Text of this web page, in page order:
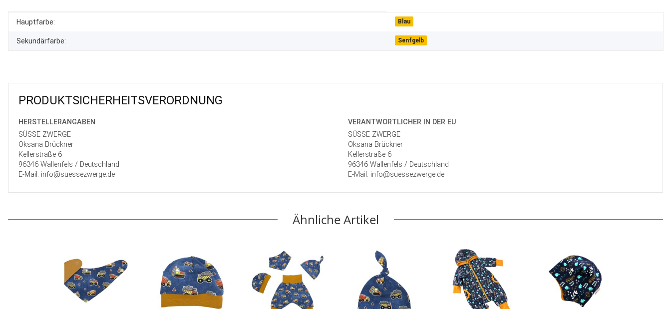
Produkteigenschaft
Wert
Hauptfarbe: Blau
Sekundärfarbe: Senfgelb
PRODUKT­SICHER­HEITS­VER­ORD­NUNG
HERSTELLER­ANGABEN
SÜSSE ZWERGE
Oksana Brückner
Kellerstraße 6
96346 Wallenfels / Deutschland
E-Mail: info@suessezwerge.de
VERANTWORT­LICHER IN DER EU
SÜSSE ZWERGE
Oksana Brückner
Kellerstraße 6
96346 Wallenfels / Deutschland
E-Mail: info@suessezwerge.de
Ähnliche Artikel